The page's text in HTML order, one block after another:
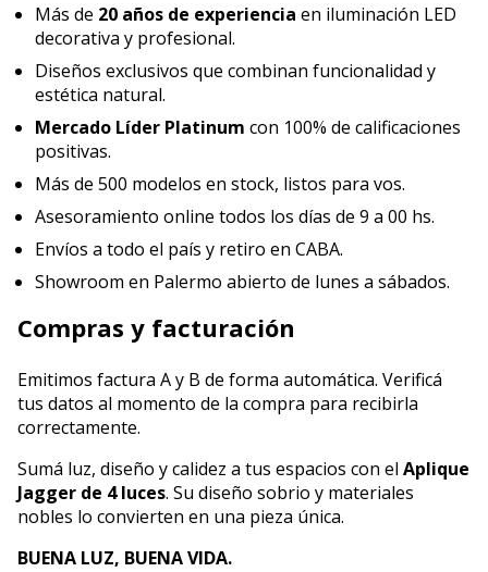
Más de 20 años de experiencia en iluminación LED
decorativa y profesional.
Diseños exclusivos que combinan funcionalidad y
estética natural.
Mercado Líder Platinum con 100% de calificaciones
positivas.
Más de 500 modelos en stock, listos para vos.
Asesoramiento online todos los días de 9 a 00 hs.
Envíos a todo el país y retiro en CABA.
Showroom en Palermo abierto de lunes a sábados.
Compras y facturación
Emitimos factura A y B de forma automática. Verificá
tus datos al momento de la compra para recibirla
correctamente.
Sumá luz, diseño y calidez a tus espacios con el Aplique
Jagger de 4 luces. Su diseño sobrio y materiales
nobles lo convierten en una pieza única.
BUENA LUZ, BUENA VIDA.